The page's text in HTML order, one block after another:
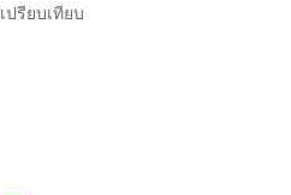
เปรียบเทียบ